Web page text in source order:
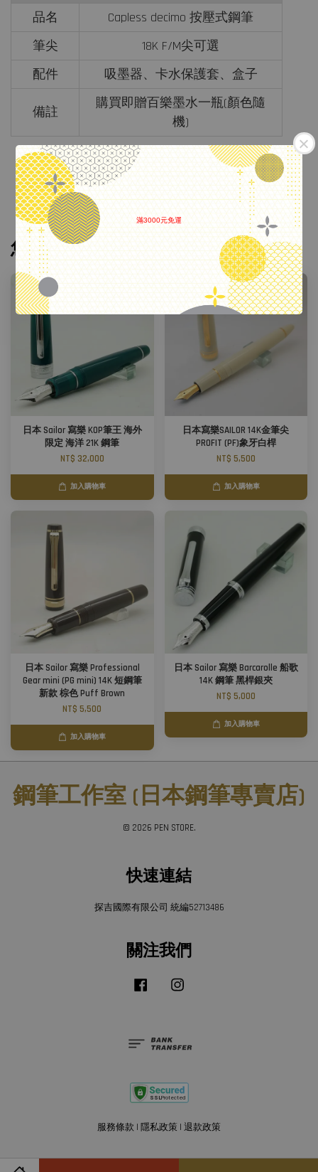
滿3000元免運
品名
Capless decimo 按壓式鋼筆
筆尖
18K F/M尖可選
配件
吸墨器、卡水保護套、盒子
備註
購買即贈百樂墨水一瓶(顏色隨
機)
您可能也喜歡
日本 Sailor 寫樂 KOP筆王 海外
限定 海洋 21K 鋼筆
NT$ 32,000
加入購物車
日本寫樂SAILOR 14K金筆尖
PROFIT (PF)象牙白桿
NT$ 5,500
加入購物車
日本 Sailor 寫樂 Professional
Gear mini (PG mini) 14K 短鋼筆
新款 棕色 Puff Brown
NT$ 5,500
加入購物車
日本 Sailor 寫樂 Barcarolle 船歌
14K 鋼筆 黑桿銀夾
NT$ 5,000
加入購物車
鋼筆工作室 (日本鋼筆專賣店)
© 2026 PEN STORE.
快速連結
探吉國際有限公司 統編52713486
關注我們
Facebook
服務條款 | 隱私政策 | 退款政策